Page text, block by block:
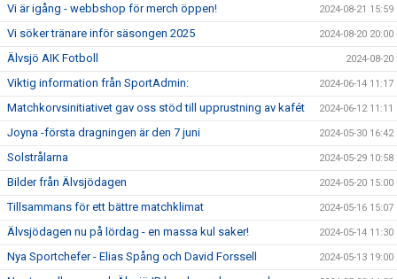
Vi är igång - webbshop för merch öppen! 2024-08-21 15:59
Vi söker tränare inför säsongen 2025 2024-08-20 20:00
Älvsjö AIK Fotboll 2024-08-20
Viktig information från SportAdmin: 2024-06-14 11:17
Matchkorvsinitiativet gav oss stöd till upprustning av kafét 2024-06-12 11:11
Joyna -första dragningen är den 7 juni 2024-05-30 16:42
Solstrålarna 2024-05-29 10:58
Bilder från Älvsjödagen 2024-05-20 15:00
Tillsammans för ett bättre matchklimat 2024-05-16 15:07
Älvsjödagen nu på lördag - en massa kul saker! 2024-05-14 11:30
Nya Sportchefer - Elias Spång och David Forssell 2024-05-13 19:00